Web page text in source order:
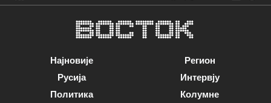
Најновије
Русија
Политика
Регион
Интервју
Колумне